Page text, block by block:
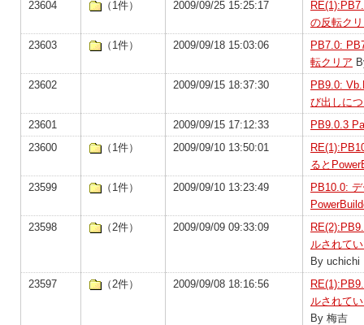
23604 （1件） 2009/09/25 15:25:17
の反転ク
23603
（1件） 2009/09/18 15:03:06
PB7.0:
転クリア
23602
2009/09/15 18:37:30
PB9.0:
び出しに
23601
2009/09/15 17:12:33
PB9.0.3
23600
（1件） 2009/09/10 13:50:01
ると
23599
（1件） 2009/09/10 13:23:49
PB10.0:
23598
（2件） 2009/09/09 09:33:09
ルされて
By uchichi
23597
（2件） 2009/09/08 18:16:56
ルされて
By 梅吉